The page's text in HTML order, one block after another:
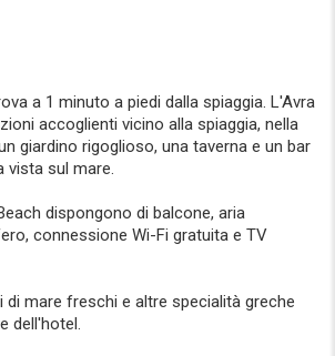
a 1 minuto a piedi dalla spiaggia. L'Avra
accoglienti vicino alla spiaggia, nella
giardino rigoglioso, una taverna e un bar
vista sul mare.
dispongono di balcone, aria
connessione Wi-Fi gratuita e TV
mare freschi e altre specialità greche
dell'hotel.